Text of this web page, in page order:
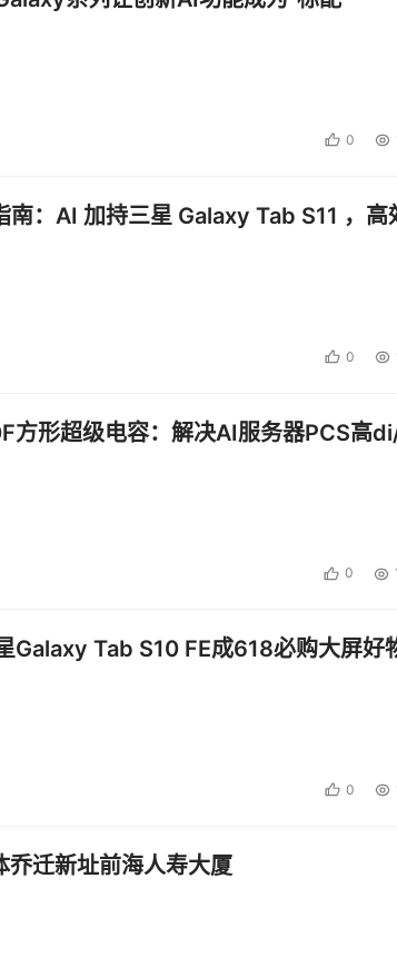
号为 Core 2 Extreme QX9650 ，核心频率仍
Cache ，支援 Intel Virtualization Technology 、
及 Execute Disable Bit ，每千颗单价暂定
及 Q9550 ，核心频率分别为 2.5GHz 、
建 6MB ( 3MB x 2 ) L2 Cache ，其余型号均为
、 Intel Trust Execute Technology 、
Execute Disable Bit ，每千颗单价分别为 $266
，支援 1333MHz FSB ，内建 6MB L2 Cache
、 Intel Enhanced SpeedStep
千颗单价分别为 $163 、 $183 及 $266 美元
年第四季仅发布 1 款 45 纳米处理器，而且
占 Intel 整体处理器出货量将不足 2% 。
到位，因此 45 纳米产品占 Intel 整体桌面处理
米双核心，开始接替 Core 2 Duo E4000 家族
Core 2 Duo E4000家族，预期45纳米产品
0
南：AI 加持三星 Galaxy Tab S11 ，高
0
方形超级电容：解决AI服务器PCS高
0
Galaxy Tab S10 FE成618必购大屏好
0
乔迁新址前海人寿大厦